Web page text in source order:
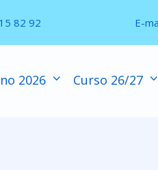
82 92 E-
2026 Curso 26/27